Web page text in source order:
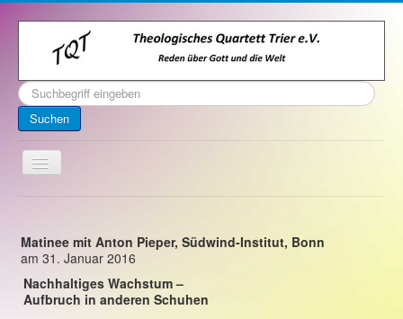
Suchen
...
Suchen
Toggle
Navigation
Über uns
Kontakt
Veranstaltungen
Matinee mit Anton Pieper, Südwind-Institut, Bonn
am 31. Januar 2016
Nachhaltiges Wachstum –
Aufbruch in anderen Schuhen